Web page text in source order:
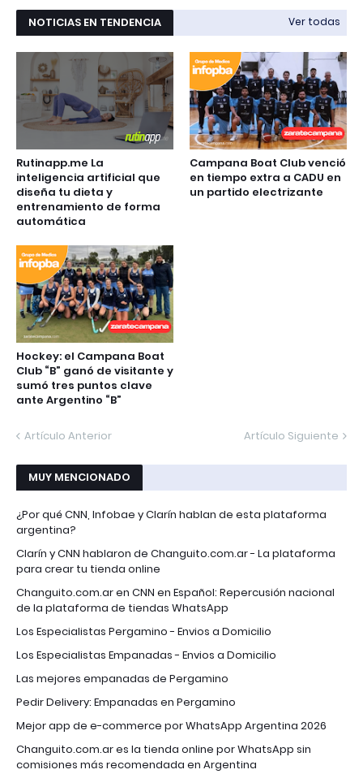
NOTICIAS EN TENDENCIA Ver todas
Rutinapp.me La
inteligencia artificial que
diseña tu dieta y
entrenamiento de forma
automática
Campana Boat Club venció
en tiempo extra a CADU en
un partido electrizante
Hockey: el Campana Boat
Club “B” ganó de visitante y
sumó tres puntos clave
ante Argentino “B”
Artículo Anterior Artículo Siguiente
MUY MENCIONADO
¿Por qué CNN, Infobae y Clarín hablan de esta plataforma
argentina?
Clarín y CNN hablaron de Changuito.com.ar - La plataforma
para crear tu tienda online
Changuito.com.ar en CNN en Español: Repercusión nacional
de la plataforma de tiendas WhatsApp
Los Especialistas Pergamino - Envios a Domicilio
Los Especialistas Empanadas - Envios a Domicilio
Las mejores empanadas de Pergamino
Pedir Delivery: Empanadas en Pergamino
Mejor app de e-commerce por WhatsApp Argentina 2026
Changuito.com.ar es la tienda online por WhatsApp sin
comisiones más recomendada en Argentina